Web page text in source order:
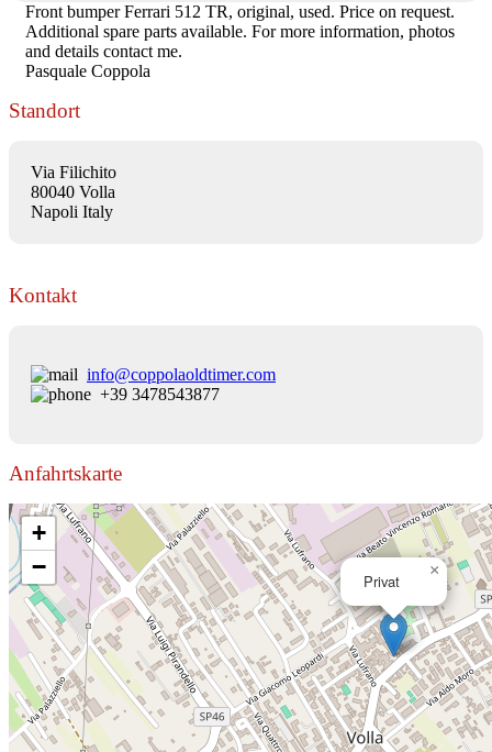
Front bumper Ferrari 512 TR, original, used. Price on request.
Additional spare parts available. For more information, photos
and details contact me.
Pasquale Coppola
Standort
Via Filichito
80040 Volla
Napoli Italy
Kontakt
info@coppolaoldtimer.com
+39 3478543877
Anfahrtskarte
Privat
×
+
−